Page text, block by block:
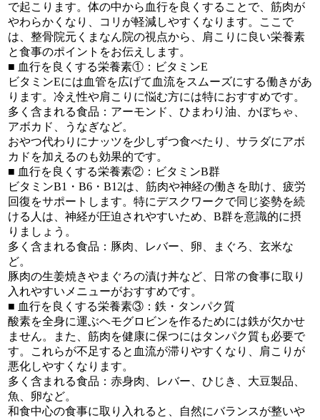
で起こります。体の中から血行を良くすることで、筋肉が
やわらかくなり、コリが軽減しやすくなります。ここで
は、整骨院元くまなん院の視点から、肩こりに良い栄養素
と食事のポイントをお伝えします。
■ 血行を良くする栄養素①：ビタミンE
ビタミンEには血管を広げて血流をスムーズにする働きがあ
ります。冷え性や肩こりに悩む方には特におすすめです。
多く含まれる食品：アーモンド、ひまわり油、かぼちゃ、
アボカド、うなぎなど。
おやつ代わりにナッツを少しずつ食べたり、サラダにアボ
カドを加えるのも効果的です。
■ 血行を良くする栄養素②：ビタミンB群
ビタミンB1・B6・B12は、筋肉や神経の働きを助け、疲労
回復をサポートします。特にデスクワークで同じ姿勢を続
ける人は、神経が圧迫されやすいため、B群を意識的に摂
りましょう。
多く含まれる食品：豚肉、レバー、卵、まぐろ、玄米な
ど。
豚肉の生姜焼きやまぐろの漬け丼など、日常の食事に取り
入れやすいメニューがおすすめです。
■ 血行を良くする栄養素③：鉄・タンパク質
酸素を全身に運ぶヘモグロビンを作るためには鉄が欠かせ
ません。また、筋肉を健康に保つにはタンパク質も必要で
す。これらが不足すると血流が滞りやすくなり、肩こりが
悪化しやすくなります。
多く含まれる食品：赤身肉、レバー、ひじき、大豆製品、
魚、卵など。
和食中心の食事に取り入れると、自然にバランスが整いや